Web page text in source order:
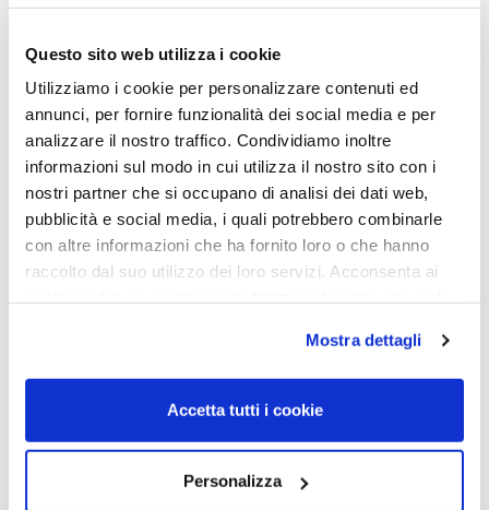
Questo sito web utilizza i cookie
Utilizziamo i cookie per personalizzare contenuti ed
annunci, per fornire funzionalità dei social media e per
analizzare il nostro traffico. Condividiamo inoltre
informazioni sul modo in cui utilizza il nostro sito con i
nostri partner che si occupano di analisi dei dati web,
pubblicità e social media, i quali potrebbero combinarle
con altre informazioni che ha fornito loro o che hanno
raccolto dal suo utilizzo dei loro servizi. Acconsenta ai
Mostra dettagli
Accetta tutti i cookie
Personalizza
nostro negozio non saranno disponibili per la
da OTTICA DIOPTER
Showing the single result
OCCHIALI DA SOLE